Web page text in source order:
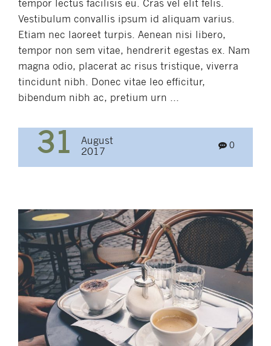
tempor lectus facilisis eu. Cras vel elit felis.
Vestibulum convallis ipsum id aliquam varius.
Etiam nec laoreet turpis. Aenean nisi libero,
tempor non sem vitae, hendrerit egestas ex. Nam
magna odio, placerat ac risus tristique, viverra
tincidunt nibh. Donec vitae leo efficitur,
bibendum nibh ac, pretium urn ...
31
August
2017
0